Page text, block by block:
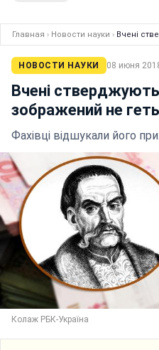
Главная › Новости науки › Вчені
НОВОСТИ НАУКИ 08 июня
Вчені
зображений не
Фахівці відшукали його
Колаж РБК-Україна